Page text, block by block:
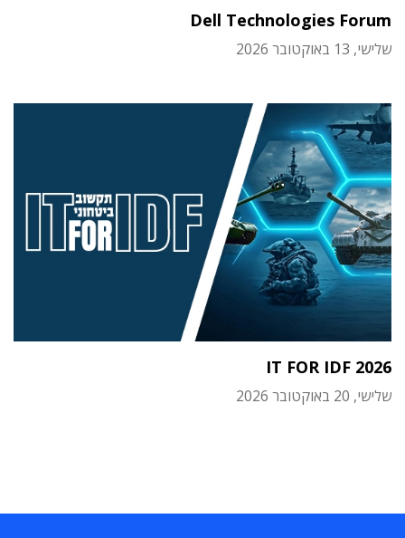
Dell Technologies Forum
שלישי, 13 באוקטובר 2026
IT FOR IDF 2026
שלישי, 20 באוקטובר 2026